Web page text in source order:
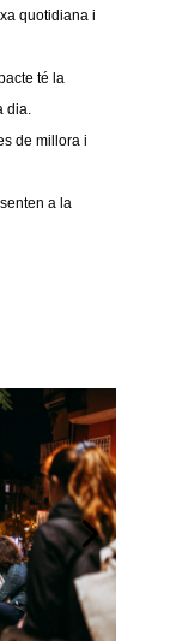
quotidiana i
té la
dia.
de millora i
a la